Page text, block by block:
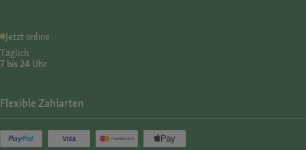
Jetzt online
Täglich
7 bis 24 Uhr
Flexible Zahlarten